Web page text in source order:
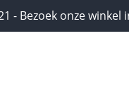
- Bezoek onze winkel